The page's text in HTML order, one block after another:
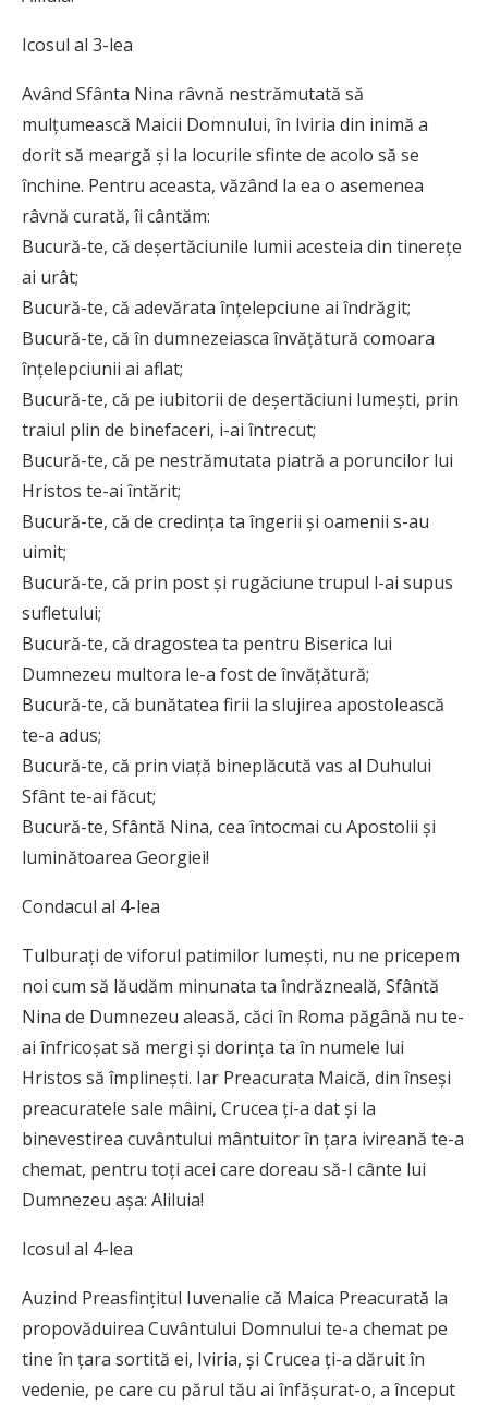
Icosul al 3-lea
Având Sfânta Nina râvnă nestrămutată să
mulțumească Maicii Domnului, în Iviria din inimă a
dorit să meargă și la locurile sfinte de acolo să se
închine. Pentru aceasta, văzând la ea o asemenea
râvnă curată, îi cântăm:
Bucură-te, că deșertăciunile lumii acesteia din tinerețe
ai urât;
Bucură-te, că adevărata înțelepciune ai îndrăgit;
Bucură-te, că în dumnezeiasca învățătură comoara
înțelepciunii ai aflat;
Bucură-te, că pe iubitorii de deșertăciuni lumești, prin
traiul plin de binefaceri, i-ai întrecut;
Bucură-te, că pe nestrămutata piatră a poruncilor lui
Hristos te-ai întărit;
Bucură-te, că de credința ta îngerii și oamenii s-au
uimit;
Bucură-te, că prin post și rugăciune trupul l-ai supus
sufletului;
Bucură-te, că dragostea ta pentru Biserica lui
Dumnezeu multora le-a fost de învățătură;
Bucură-te, că bunătatea firii la slujirea apostolească
te-a adus;
Bucură-te, că prin viață bineplăcută vas al Duhului
Sfânt te-ai făcut;
Bucură-te, Sfântă Nina, cea întocmai cu Apostolii și
luminătoarea Georgiei!
Condacul al 4-lea
Tulburați de viforul patimilor lumești, nu ne pricepem
noi cum să lăudăm minunata ta îndrăzneală, Sfântă
Nina de Dumnezeu aleasă, căci în Roma păgână nu te-
ai înfricoșat să mergi și dorința ta în numele lui
Hristos să împlinești. Iar Preacurata Maică, din înseși
preacuratele sale mâini, Crucea ți-a dat și la
binevestirea cuvântului mântuitor în țara ivireană te-a
chemat, pentru toți acei care doreau să-I cânte lui
Dumnezeu așa: Aliluia!
Icosul al 4-lea
Auzind Preasfințitul Iuvenalie că Maica Preacurată la
propovăduirea Cuvântului Domnului te-a chemat pe
tine în țara sortită ei, Iviria, și Crucea ți-a dăruit în
vedenie, pe care cu părul tău ai înfășurat-o, a început